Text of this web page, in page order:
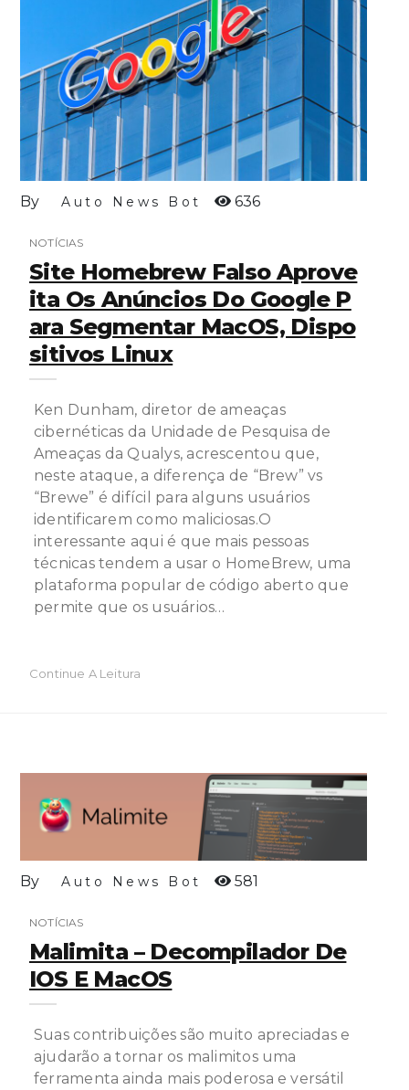
By Auto News Bot 636
NOTÍCIAS
Site Homebrew Falso Aprove
Ita Os Anúncios Do Google P
Ara Segmentar MacOS, Dispo
Sitivos Linux
Ken Dunham, diretor de ameaças
cibernéticas da Unidade de Pesquisa de
Ameaças da Qualys, acrescentou que,
neste ataque, a diferença de “Brew” vs
“Brewe” é difícil para alguns usuários
identificarem como maliciosas.O
interessante aqui é que mais pessoas
técnicas tendem a usar o HomeBrew, uma
plataforma popular de código aberto que
permite que os usuários…
Continue A Leitura
By Auto News Bot 581
NOTÍCIAS
Malimita – Decompilador De
IOS E MacOS
Suas contribuições são muito apreciadas e
ajudarão a tornar os malimitos uma
ferramenta ainda mais poderosa e versátil